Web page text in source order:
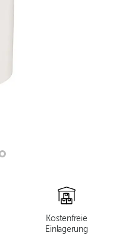
Kostenfreie
Einlagerung